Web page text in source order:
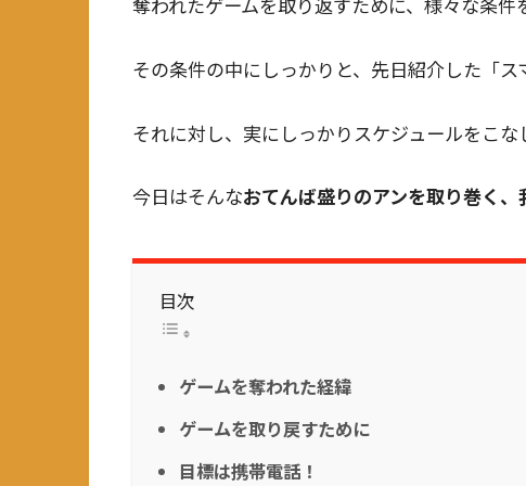
その条件の中にしっかりと、先日紹介した「
それに対し、実にしっかりスケジュールをこな
今日はそんなおてんば盛りのアンを取り巻く
目次
ゲームを奪われた経緯
ゲームを取り戻すために
目標は携帯電話！